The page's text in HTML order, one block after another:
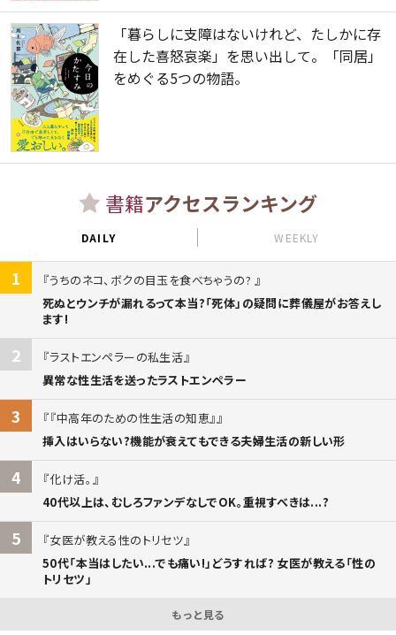
「暮らしに支障はないけれど、たしかに存
在した喜怒哀楽」を思い出して。「同居」
をめぐる5つの物語。
書籍アクセスランキング
DAILY WEEKLY
1
うちのネコ、ボクの目玉を食べちゃうの?
死ぬとウンチが漏れるって本当?「死体」の疑問に葬儀屋がお答えし
ます!
2
ラストエンペラーの私生活
異常な性生活を送ったラストエンペラー
3
『中高年のための性生活の知恵』
挿入はいらない?機能が衰えてもできる夫婦生活の新しい形
4
化け活。
40代以上は、むしろファンデなしでOK。重視すべきは...?
5
女医が教える性のトリセツ
50代「本当はしたい...でも痛い!」どうすれば? 女医が教える「性の
トリセツ」
もっと見る